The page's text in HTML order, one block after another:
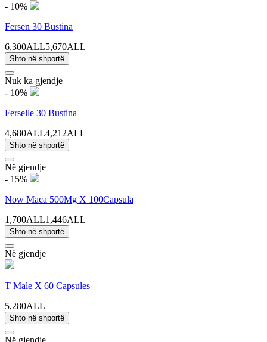
- 10%
Fersen 30 Bustina
6,300ALL5,670ALL
Shto në shportë
Nuk ka gjendje
- 10%
Ferselle 30 Bustina
4,680ALL4,212ALL
Shto në shportë
Në gjendje
- 15%
Now Maca 500Mg X 100Capsula
1,700ALL1,446ALL
Shto në shportë
Në gjendje
T Male X 60 Capsules
5,280ALL
Shto në shportë
Në gjendje